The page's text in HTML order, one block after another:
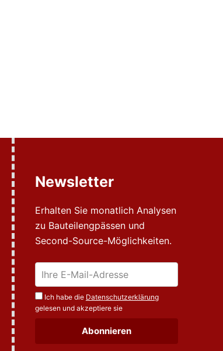
Newsletter
Erhalten Sie monatlich Analysen
zu Bauteilengpässen und
Second-Source-Möglichkeiten.
Ich habe die Datenschutzerklärung
gelesen und akzeptiere sie